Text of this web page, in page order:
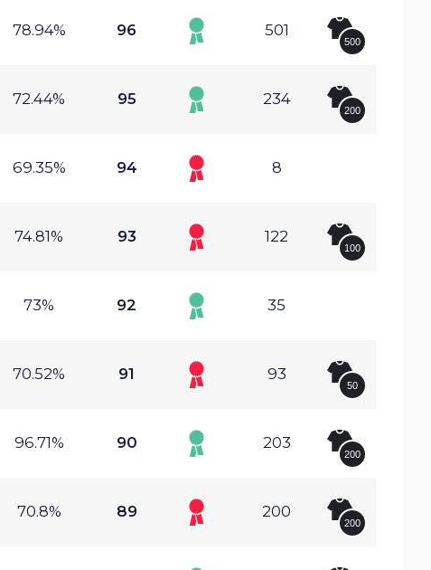
78.94% 96 501
500
72.44% 95 234
200
69.35% 94 8
74.81% 93 122
100
73% 92 35
70.52% 91 93
50
96.71% 90 203
200
70.8% 89 200
200